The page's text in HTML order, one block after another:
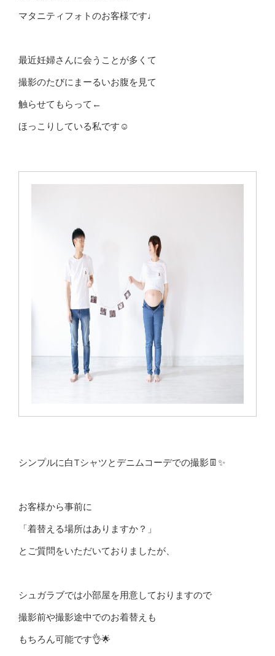
マタニティフォトのお客様です♩
最近妊婦さんに会うことが多くて
撮影のたびにまーるいお腹を見て
触らせてもらって←
ほっこりしている私です☺
シンプルに白Tシャツとデニムコーデでの撮影👖✨
お客様から事前に
「着替える場所はありますか？」
とご質問をいただいておりましたが、
シュガラブでは小部屋を用意しておりますので
撮影前や撮影途中でのお着替えも
もちろん可能です👌🌟